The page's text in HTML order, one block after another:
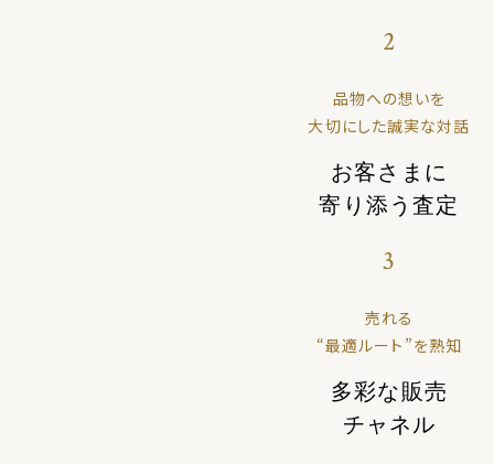
2
品物への想いを
大切にした誠実な対話
お客さまに
寄り添う査定
3
売れる
“最適ルート”を熟知
多彩な販売
チャネル